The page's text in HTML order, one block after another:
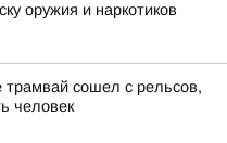
оружия и наркотиков
сошел с рельсов,
человек